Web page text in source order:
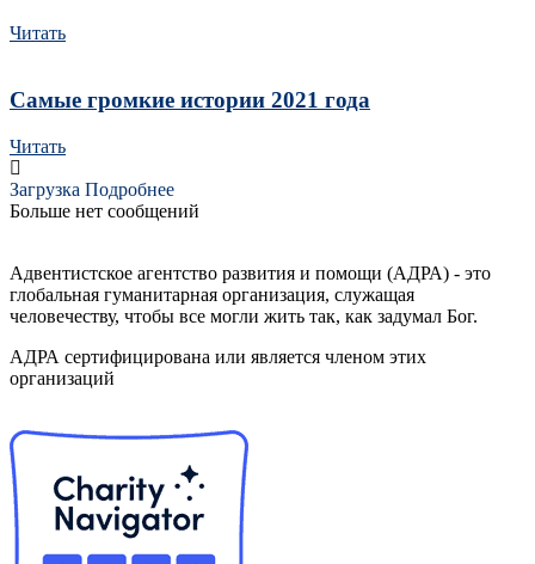
Читать
Самые громкие истории 2021 года
Читать
Загрузка Подробнее
Больше нет сообщений
Адвентистское агентство развития и помощи (АДРА) - это
глобальная гуманитарная организация, служащая
человечеству, чтобы все могли жить так, как задумал Бог.
АДРА сертифицирована или является членом этих
организаций